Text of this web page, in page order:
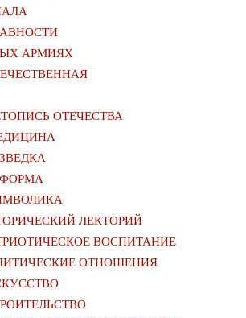
АРМИЯХ
ОТЕЧЕСТВА
ЛЕКТОРИЙ
ВОСПИТАНИЕ
ОТНОШЕНИЯ